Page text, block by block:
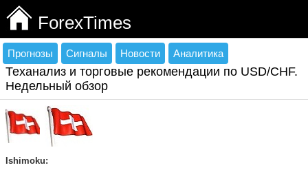
ForexTimes
Прогнозы Сигналы Новости Аналитика
Теханализ и торговые рекомендации по USD/CHF.
Недельный обзор
Ishimoku: